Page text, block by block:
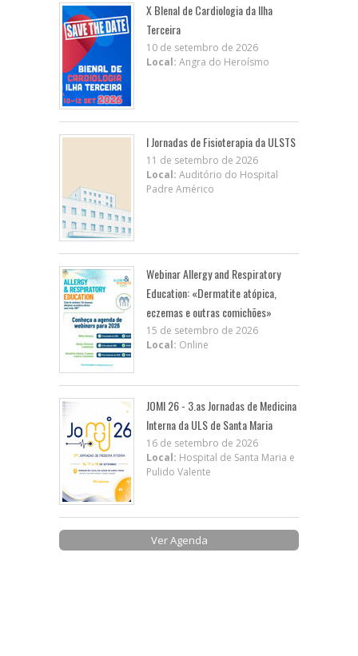
X BIenal de Cardiologia da Ilha
Terceira
10 de setembro de 2026
Local: Angra do Heroísmo
I Jornadas de Fisioterapia da ULSTS
11 de setembro de 2026
Local: Auditório do Hospital
Padre Américo
Webinar Allergy and Respiratory
Education: «Dermatite atópica,
eczemas e outras comichões»
15 de setembro de 2026
Local: Online
JOMI 26 - 3.as Jornadas de Medicina
Interna da ULS de Santa Maria
16 de setembro de 2026
Local: Hospital de Santa Maria e
Pulido Valente
Ver Agenda